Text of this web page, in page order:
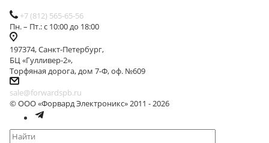
+7 (812) 565-65-56
Пн. – Пт.: с 10:00 до 18:00
197374, Санкт-Петербург,
БЦ «Гулливер-2»,
Торфяная дорога, дом 7-Ф, оф. №609
sale@forwardspb.ru
© ООО «Форвард Электроникс» 2011 - 2026